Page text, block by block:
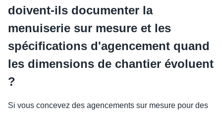
doivent-ils documenter la
menuiserie sur mesure et les
spécifications d'agencement quand
les dimensions de chantier évoluent
?
Si vous concevez des agencements sur mesure pour des